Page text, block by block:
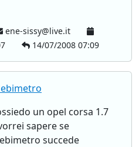
ene-sissy@live.it
14/07/2008 07:09
un opel corsa 1.7
sapere se
succede